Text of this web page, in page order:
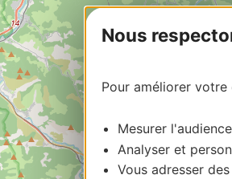
Nous
Pour améliorer
Mesurer
Analyser et
Vous adresser